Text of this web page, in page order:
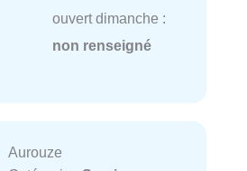
ouvert dimanche :
non renseigné
Aurouze